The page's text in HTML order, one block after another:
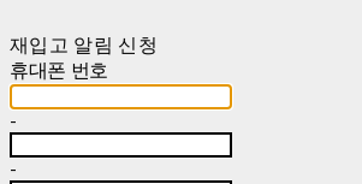
재입고 알림 신청
휴대폰 번호
-
-